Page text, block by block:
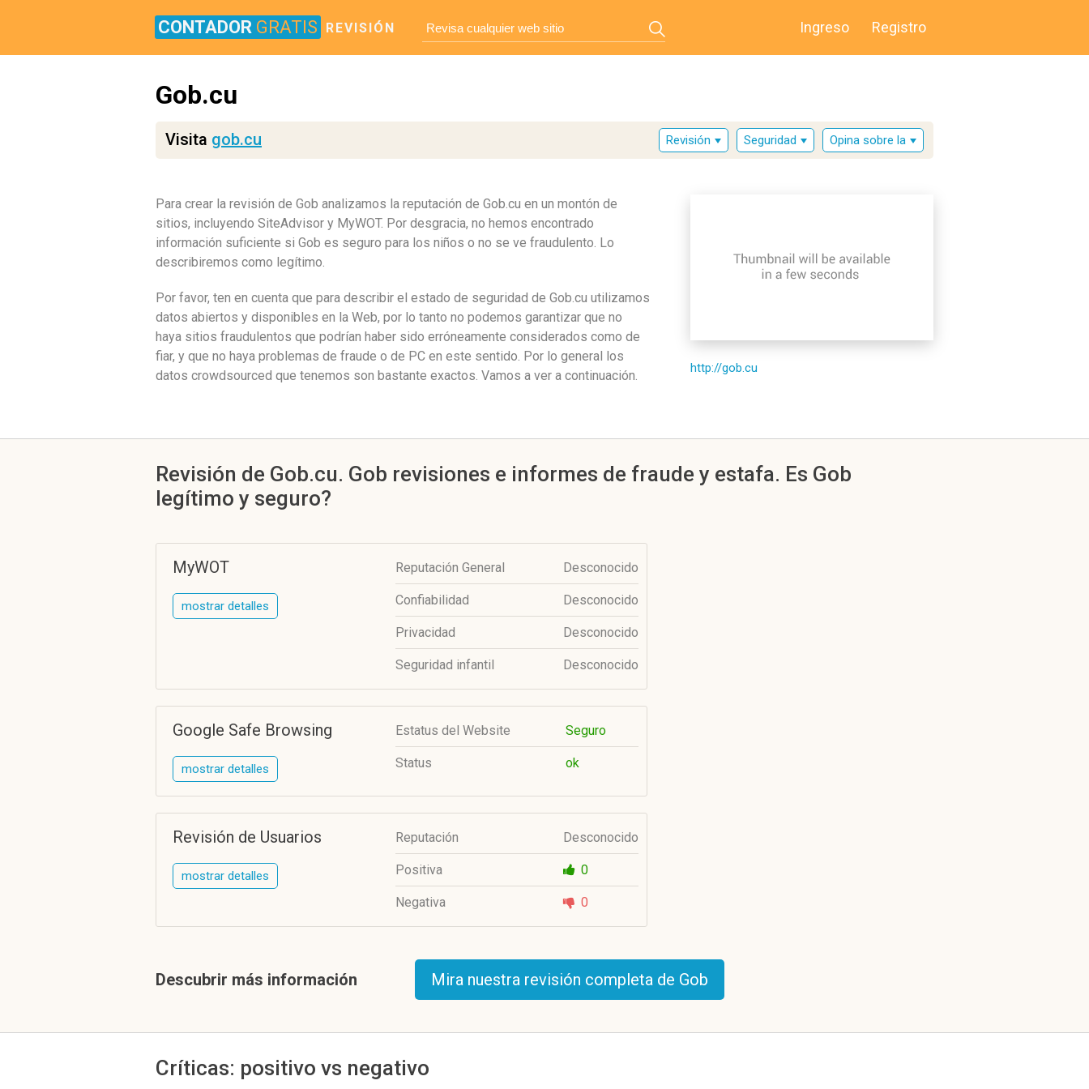
CONTADOR GRATIS REVISIÓN Ingreso Registro
Gob.cu
Visita gob.cu Revisión Seguridad Opina sobre la
Para crear la revisión de Gob analizamos la reputación de Gob.cu en un montón de
sitios, incluyendo SiteAdvisor y MyWOT. Por desgracia, no hemos encontrado
información suficiente si Gob es seguro para los niños o no se ve fraudulento. Lo
describiremos como legítimo.
Por favor, ten en cuenta que para describir el estado de seguridad de Gob.cu utilizamos
datos abiertos y disponibles en la Web, por lo tanto no podemos garantizar que no
haya sitios fraudulentos que podrían haber sido erróneamente considerados como de
fiar, y que no haya problemas de fraude o de PC en este sentido. Por lo general los
datos crowdsourced que tenemos son bastante exactos. Vamos a ver a continuación.
http://gob.cu
Revisión de Gob.cu. Gob revisiones e informes de fraude y estafa. Es Gob
legítimo y seguro?
MyWOT
mostrar detalles
Reputación General Desconocido
Confiabilidad Desconocido
Privacidad Desconocido
Seguridad infantil Desconocido
Google Safe Browsing
mostrar detalles
Estatus del Website Seguro
Status ok
Revisión de Usuarios
mostrar detalles
Reputación Desconocido
Positiva 0
Negativa 0
Descubrir más información Mira nuestra revisión completa de Gob
Críticas: positivo vs negativo